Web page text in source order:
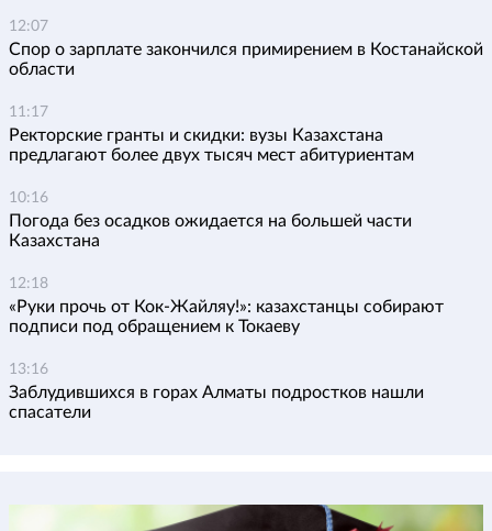
12:07
Спор о зарплате закончился примирением в Костанайской
области
11:17
Ректорские гранты и скидки: вузы Казахстана
предлагают более двух тысяч мест абитуриентам
10:16
Погода без осадков ожидается на большей части
Казахстана
12:18
«Руки прочь от Кок-Жайляу!»: казахстанцы собирают
подписи под обращением к Токаеву
13:16
Заблудившихся в горах Алматы подростков нашли
спасатели